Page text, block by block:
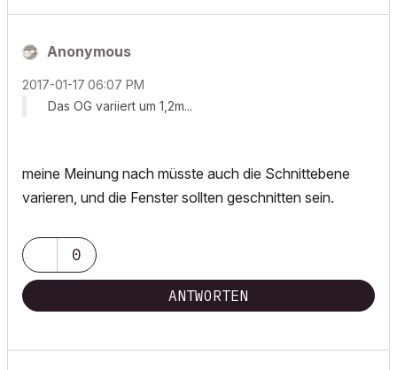
Anonymous
‎2017-01-17 06:07 PM
Das OG variiert um 1,2m...
meine Meinung nach müsste auch die Schnittebene
varieren, und die Fenster sollten geschnitten sein.
0
ANTWORTEN